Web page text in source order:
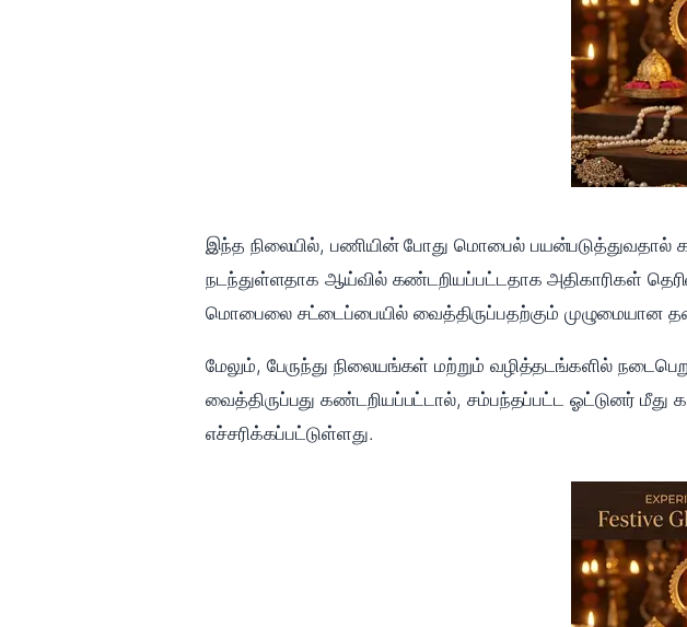
இந்த நிலையில், பணியின் போது மொபைல் பயன்படுத்துவதால்
நடந்துள்ளதாக ஆய்வில் கண்டறியப்பட்டதாக அதிகாரிகள்
மொபைலை சட்டைப்பையில் வைத்திருப்பதற்கும் முழுமையான
மேலும், பேருந்து நிலையங்கள் மற்றும் வழித்தடங்களில்
வைத்திருப்பது கண்டறியப்பட்டால், சம்பந்தப்பட்ட ஓட்டுனர் மீது
எச்சரிக்கப்பட்டுள்ளது.